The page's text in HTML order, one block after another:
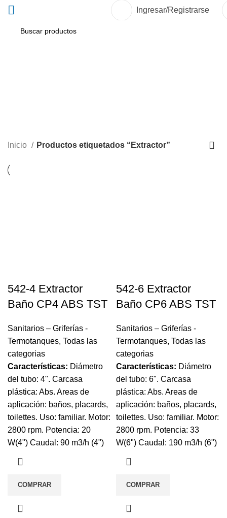
Ingresar/Registrarse
Inicio Productos etiquetados “Extractor”
542-4 Extractor
Baño CP4 ABS TST
Sanitarios – Griferías -
Termotanques, Todas las
categorias
Características: Diámetro
del tubo: 4". Carcasa
plástica: Abs. Areas de
aplicación: baños, placards,
toilettes. Uso: familiar. Motor:
2800 rpm. Potencia: 20
W(4") Caudal: 90 m3/h (4")
COMPRAR
542-6 Extractor
Baño CP6 ABS TST
Sanitarios – Griferías -
Termotanques, Todas las
categorias
Características: Diámetro
del tubo: 6". Carcasa
plástica: Abs. Areas de
aplicación: baños, placards,
toilettes. Uso: familiar. Motor:
2800 rpm. Potencia: 33
W(6") Caudal: 190 m3/h (6")
COMPRAR